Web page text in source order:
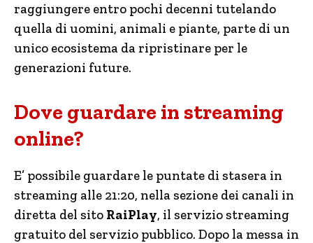
raggiungere entro pochi decenni tutelando
quella di uomini, animali e piante, parte di un
unico ecosistema da ripristinare per le
generazioni future.
Dove guardare in streaming
online?
E’ possibile guardare le puntate di stasera in
streaming alle 21:20, nella sezione dei canali in
diretta del sito RaiPlay, il servizio streaming
gratuito del servizio pubblico. Dopo la messa in